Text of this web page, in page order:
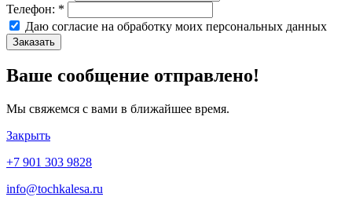
Телефон: *
Даю согласие на обработку моих персональных данных
Заказать
Ваше сообщение отправлено!
Мы свяжемся с вами в ближайшее время.
Закрыть
+7 901 303 9828
info@tochkalesa.ru